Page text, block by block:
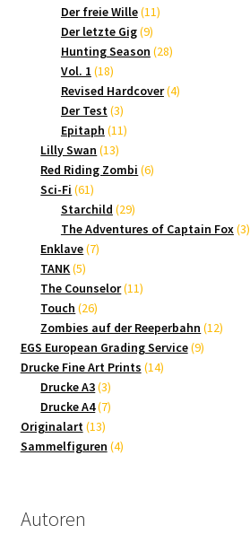
Produkte
Der freie Wille 1111
Der letzte Gig 99
Produkte
Hunting Season 2828
Vol. 1 1818
Produkte
Revised Hardcover 44
Der Test 33
Produkte
Epitaph 1111
Lilly Swan 1313
Produkte
Red Riding Zombi 66
Sci-Fi 6161
Produkte
Starchild 2929
Produkte
The Adventures of Captain Fox 33
Enklave 77
TANK 55
Produkte
The Counselor 1111
Touch 2626
Produkte
Zombies auf der Reeperbahn 1212
EGS European Grading Service 99
Drucke Fine Art Prints 1414
Drucke A3 33
Produkte
Drucke A4 77
Originalart 1313
Produkte
Sammelfiguren 44
Autoren